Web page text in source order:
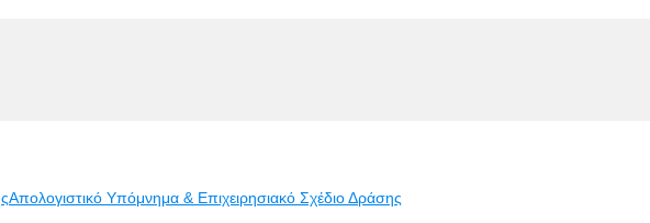
Απολογιστικό Υπόμνημα & Επιχειρησιακό Σχέδιο Δράσης